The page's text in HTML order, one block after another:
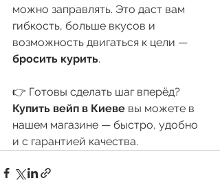
можно заправлять. Это даст вам
гибкость, больше вкусов и
возможность двигаться к цели —
бросить курить.
👉 Готовы сделать шаг вперёд?
Купить вейп в Киеве вы можете в
нашем магазине — быстро, удобно
и с гарантией качества.